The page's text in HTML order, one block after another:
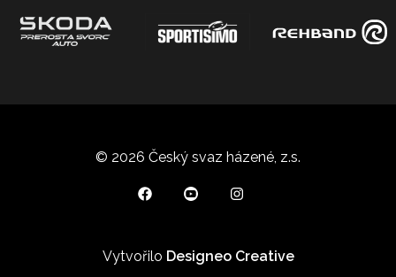
© 2026 Český svaz házené, z.s.
Vytvořilo Designeo Creative